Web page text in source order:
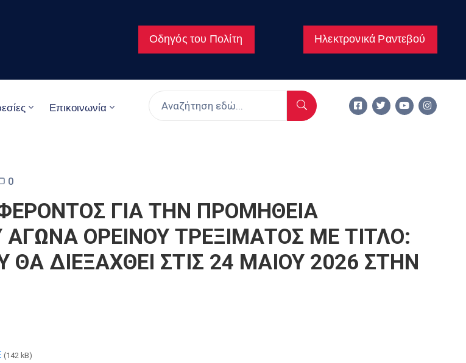
Οδηγός του Πολίτη Ηλεκτρονικά Ραντεβού
Επικοινωνία
0
ΓΙΑ ΤΗΝ ΠΡΟΜΗΘΕΙΑ
ΟΡΕΙΝΟΥ ΤΡΕΞΙΜΑΤΟΣ ΜΕ ΤΙΤΛΟ:
ΘΑ ΔΙΕΞΑΧΘΕΙ ΣΤΙΣ 24 ΜΑΙΟΥ 2026 ΣΤΗΝ
(142 kB)